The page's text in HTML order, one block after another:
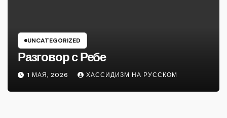
UNCATEGORIZED
Разговор с Ребе
1 МАЯ, 2026 ХАССИДИЗМ НА РУССКОМ